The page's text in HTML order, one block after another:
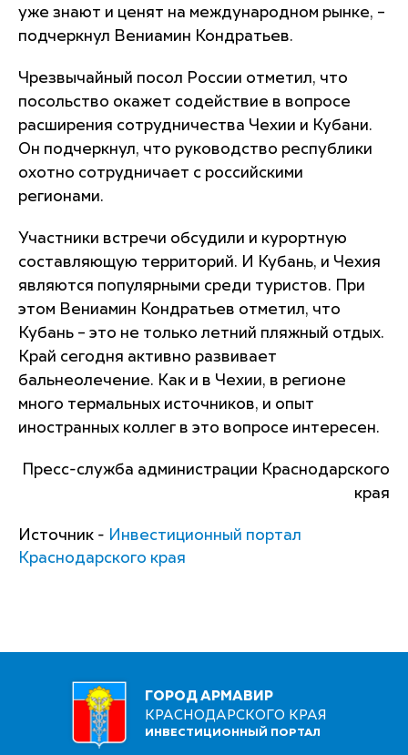
уже знают и ценят на международном рынке, –
подчеркнул Вениамин Кондратьев.
Чрезвычайный посол России отметил, что
посольство окажет содействие в вопросе
расширения сотрудничества Чехии и Кубани.
Он подчеркнул, что руководство республики
охотно сотрудничает с российскими
регионами.
Участники встречи обсудили и курортную
составляющую территорий. И Кубань, и Чехия
являются популярными среди туристов. При
этом Вениамин Кондратьев отметил, что
Кубань – это не только летний пляжный отдых.
Край сегодня активно развивает
бальнеолечение. Как и в Чехии, в регионе
много термальных источников, и опыт
иностранных коллег в это вопросе интересен.
Пресс-служба администрации Краснодарского
края
Источник - Инвестиционный портал
Краснодарского края
ГОРОД АРМАВИР
КРАСНОДАРСКОГО КРАЯ
ИНВЕСТИЦИОННЫЙ ПОРТАЛ